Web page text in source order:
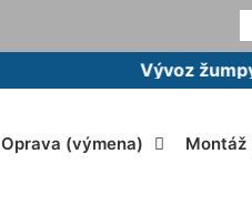
Vývoz žumpy
Oprava (výmena) Montáž